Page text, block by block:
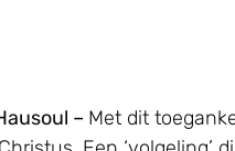
– Met dit